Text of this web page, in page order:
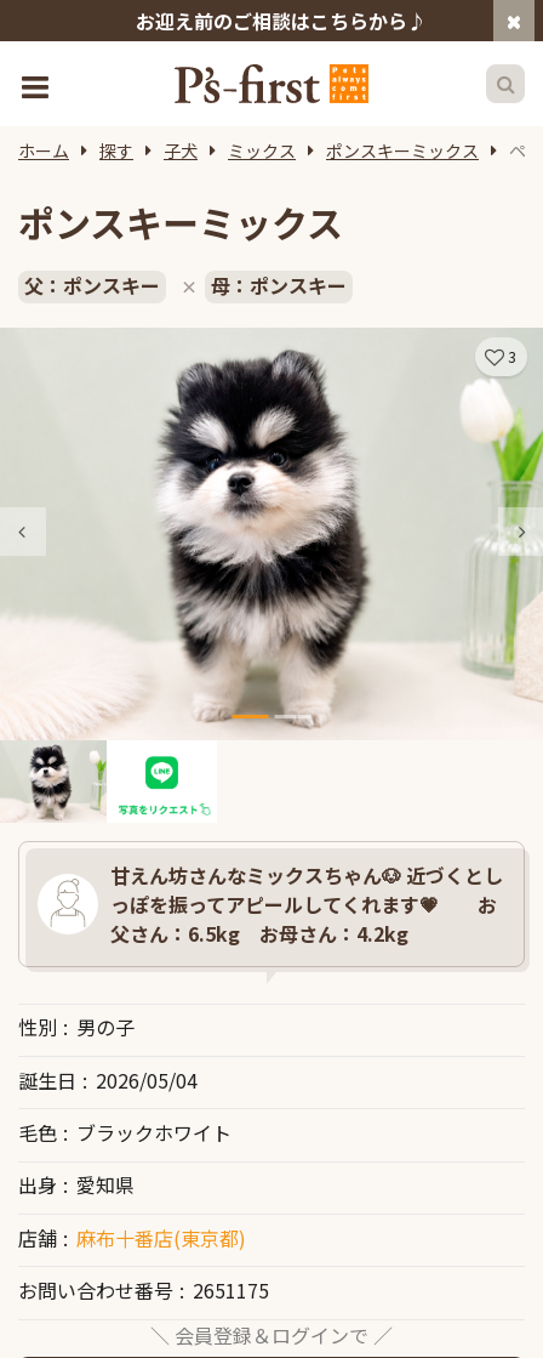
お迎え前のご相談はこちらから♪
ホーム 探す 子犬 ミックス ポンスキーミックス ペ
ポンスキーミックス
父：ポンスキー × 母：ポンスキー
3
甘えん坊さんなミックスちゃん🐶 近づくとし
っぽを振ってアピールしてくれます💗 お
父さん：6.5kg お母さん：4.2kg
性別
男の子
誕生日
2026/05/04
毛色
ブラックホワイト
出身
愛知県
店舗
麻布十番店(東京都)
お問い合わせ番号
2651175
＼ 会員登録＆ログインで ／